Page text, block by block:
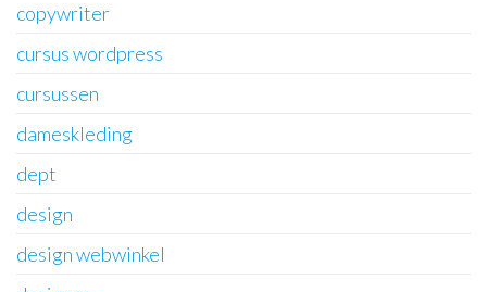
copywriter
cursus wordpress
cursussen
dameskleding
dept
design
design webwinkel